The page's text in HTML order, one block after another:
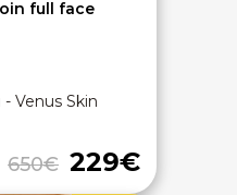
Venus Skin
650€ 229€